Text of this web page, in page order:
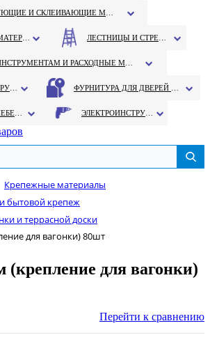
Крепежные материалы
бытовой крепеж
и террасной доски
для вагонки) 80шт
для вагонки)
Перейти к сравнению